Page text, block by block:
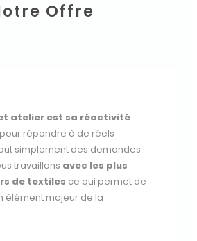
Offre
atelier est sa réactivité
répondre à de réels
simplement des demandes
travaillons avec les plus
de textiles ce qui permet de
élément majeur de la